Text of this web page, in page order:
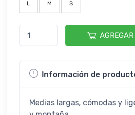
L M S
Información de
Medias largas, cómodas y